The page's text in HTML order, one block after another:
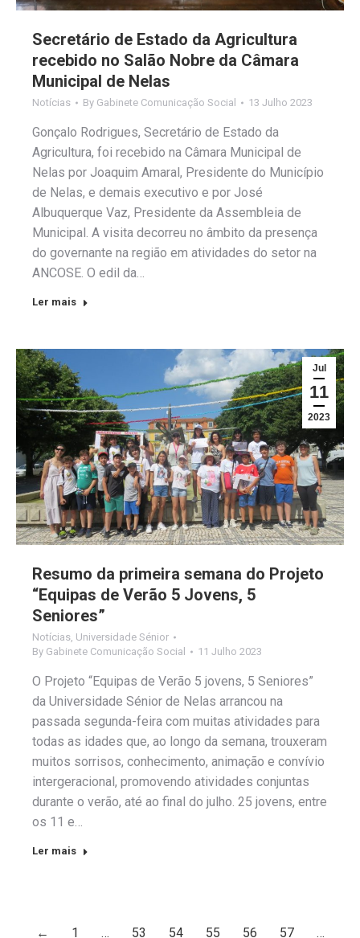
Secretário de Estado da Agricultura
recebido no Salão Nobre da Câmara
Municipal de Nelas
Notícias By Gabinete Comunicação Social 13 Julho 2023
Gonçalo Rodrigues, Secretário de Estado da
Agricultura, foi recebido na Câmara Municipal de
Nelas por Joaquim Amaral, Presidente do Município
de Nelas, e demais executivo e por José
Albuquerque Vaz, Presidente da Assembleia de
Municipal. A visita decorreu no âmbito da presença
do governante na região em atividades do setor na
ANCOSE. O edil da…
Ler mais
Jul
11
2023
Resumo da primeira semana do Projeto
“Equipas de Verão 5 Jovens, 5
Seniores”
Notícias, Universidade Sénior
By Gabinete Comunicação Social 11 Julho 2023
O Projeto “Equipas de Verão 5 jovens, 5 Seniores”
da Universidade Sénior de Nelas arrancou na
passada segunda-feira com muitas atividades para
todas as idades que, ao longo da semana, trouxeram
muitos sorrisos, conhecimento, animação e convívio
intergeracional, promovendo atividades conjuntas
durante o verão, até ao final do julho. 25 jovens, entre
os 11 e…
Ler mais
← 1 … 53 54 55 56 57
…